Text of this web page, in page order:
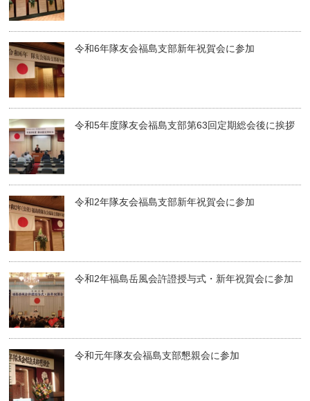
令和6年隊友会福島支部新年祝賀会に参加
令和5年度隊友会福島支部第63回定期総会後に挨拶
令和2年隊友会福島支部新年祝賀会に参加
令和2年福島岳風会許證授与式・新年祝賀会に参加
令和元年隊友会福島支部懇親会に参加